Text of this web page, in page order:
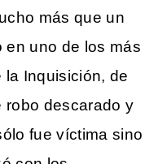
más que un
en uno de los más
Inquisición, de
robo descarado y
fue víctima sino